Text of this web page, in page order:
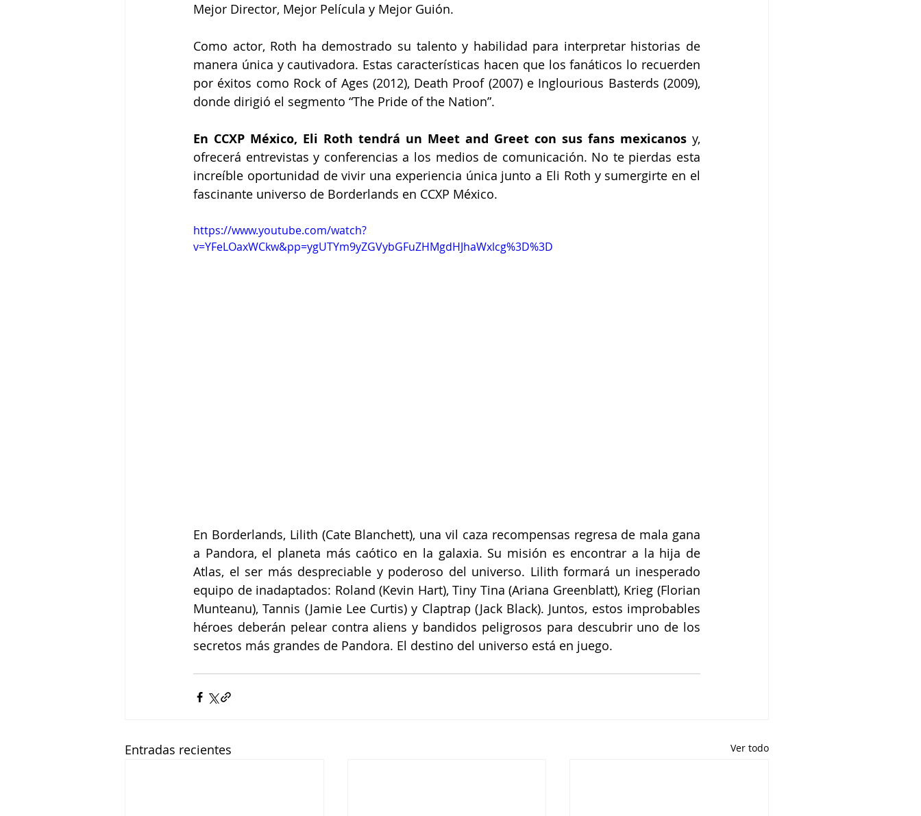
Mejor Director, Mejor Película y Mejor Guión.
Como actor, Roth ha demostrado su talento y habilidad para interpretar historias de
manera única y cautivadora. Estas características hacen que los fanáticos lo recuerden
por éxitos como Rock of Ages (2012), Death Proof (2007) e Inglourious Basterds (2009),
donde dirigió el segmento “The Pride of the Nation”.
En CCXP México, Eli Roth tendrá un Meet and Greet con sus fans mexicanos y,
ofrecerá entrevistas y conferencias a los medios de comunicación. No te pierdas esta
increíble oportunidad de vivir una experiencia única junto a Eli Roth y sumergirte en el
fascinante universo de Borderlands en CCXP México.
https://www.youtube.com/watch?
v=YFeLOaxWCkw&pp=ygUTYm9yZGVybGFuZHMgdHJhaWxlcg%3D%3D
En Borderlands, Lilith (Cate Blanchett), una vil caza recompensas regresa de mala gana
a Pandora, el planeta más caótico en la galaxia. Su misión es encontrar a la hija de
Atlas, el ser más despreciable y poderoso del universo. Lilith formará un inesperado
equipo de inadaptados: Roland (Kevin Hart), Tiny Tina (Ariana Greenblatt), Krieg (Florian
Munteanu), Tannis (Jamie Lee Curtis) y Claptrap (Jack Black). Juntos, estos improbables
héroes deberán pelear contra aliens y bandidos peligrosos para descubrir uno de los
secretos más grandes de Pandora. El destino del universo está en juego.
Entradas recientes Ver todo